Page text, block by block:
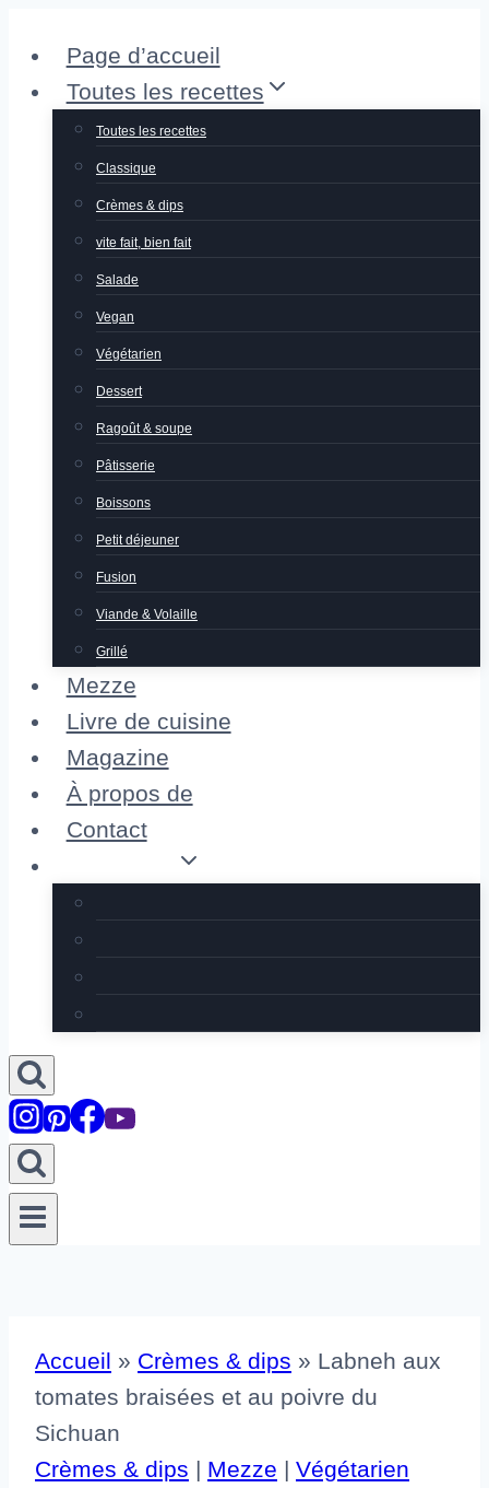
au
contenu
Page d’accueil
Toutes les recettes
Toutes les recettes
Classique
Crèmes & dips
vite fait, bien fait
Salade
Vegan
Végétarien
Dessert
Ragoût & soupe
Pâtisserie
Boissons
Petit déjeuner
Fusion
Viande & Volaille
Grillé
Mezze
Livre de cuisine
Magazine
À propos de
Contact
Accueil » Crèmes & dips » Labneh aux
tomates braisées et au poivre du
Sichuan
Crèmes & dips | Mezze | Végétarien